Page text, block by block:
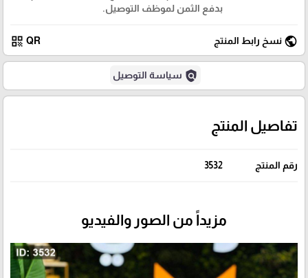
بدفع الثمن لموظف التوصيل.
public نسخ رابط المنتج QR
qr_code
policy سياسة التوصيل
تفاصيل المنتج
رقم المنتج 3532
مزيداً من الصور والفيديو